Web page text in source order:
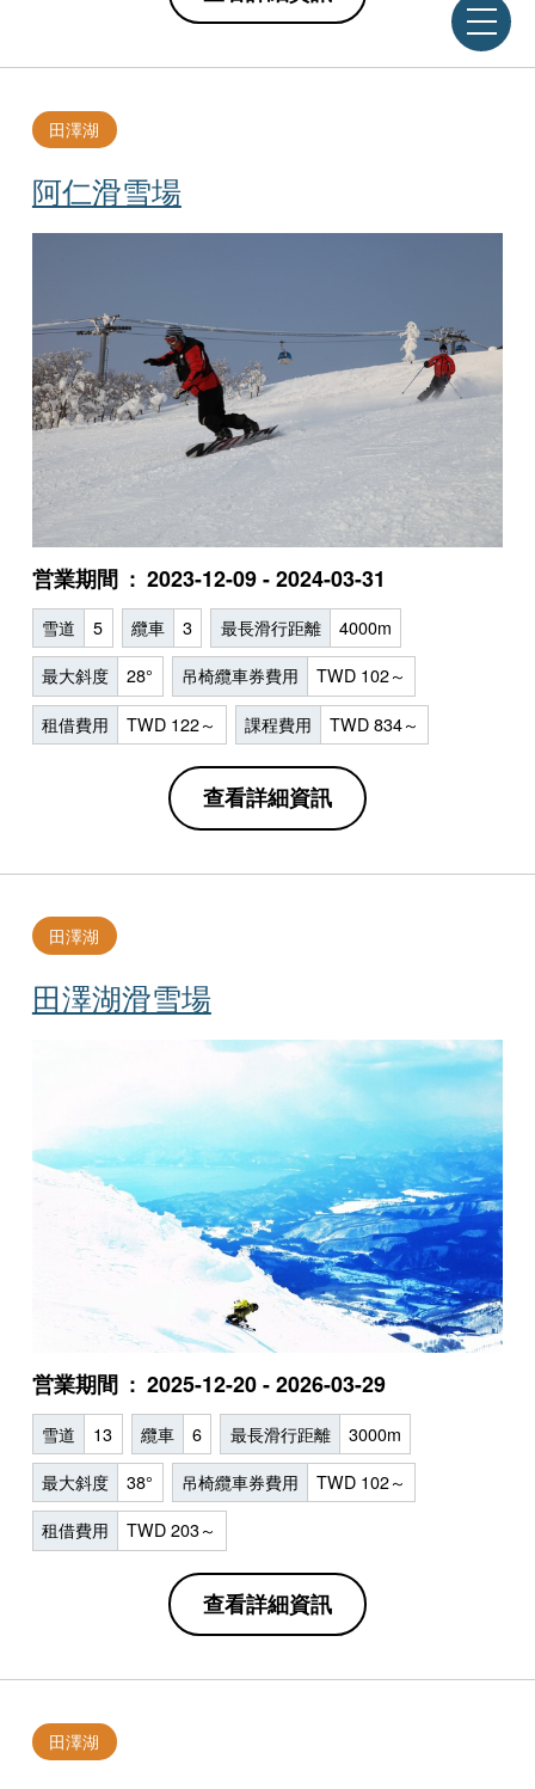
阿仁滑雪場
田澤湖
営業期間 2023-12-09 - 2024-03-31
雪道 5 纜車 3 最長滑行距離 4000m
最大斜度 28° 吊椅纜車券費用 TWD 102～
租借費用 TWD 122～ 課程費用 TWD 834～
查看詳細資訊
田澤湖滑雪場
田澤湖
営業期間 2025-12-20 - 2026-03-29
雪道 13 纜車 6 最長滑行距離 3000m
最大斜度 38° 吊椅纜車券費用 TWD 102～
租借費用 TWD 203～
查看詳細資訊
田澤湖